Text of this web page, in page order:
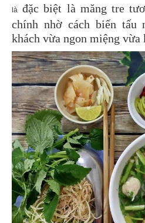
là đặc biệt là măng tre
chính nhờ cách biến tấu
khách vừa ngon miệng vừa